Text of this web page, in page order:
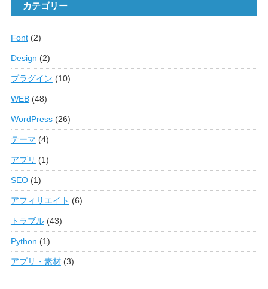
カテゴリー
Font(2)
Design (2)
プラグイン (10)
WEB(48)
WordPress(26)
テーマ (4)
アプリ (1)
SEO(1)
アフィリエイト (6)
トラブル(43)
Python (1)
アプリ・素材(3)